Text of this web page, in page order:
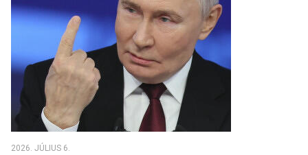
2026. JÚLIUS 6.